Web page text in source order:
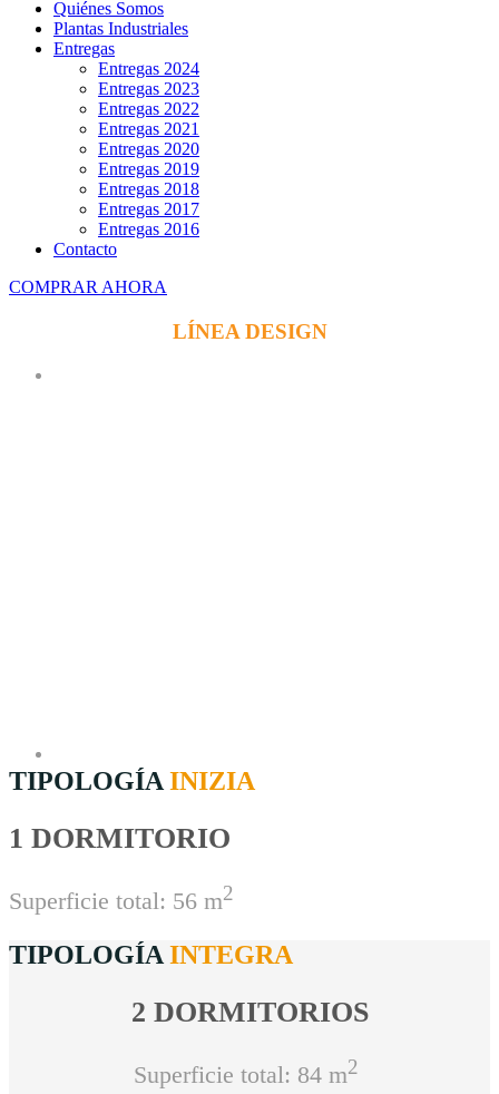
Quiénes Somos
Plantas Industriales
Entregas
Entregas 2024
Entregas 2023
Entregas 2022
Entregas 2021
Entregas 2020
Entregas 2019
Entregas 2018
Entregas 2017
Entregas 2016
Contacto
COMPRAR AHORA
LÍNEA DESIGN
TIPOLOGÍA INIZIA
1 DORMITORIO
Superficie total: 56 m2
TIPOLOGÍA INTEGRA
2 DORMITORIOS
Superficie total: 84 m2